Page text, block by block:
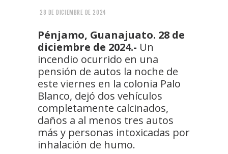
28 DE DICIEMBRE DE 2024
Pénjamo, Guanajuato. 28 de
diciembre de 2024.- Un
incendio ocurrido en una
pensión de autos la noche de
este viernes en la colonia Palo
Blanco, dejó dos vehículos
completamente calcinados,
daños a al menos tres autos
más y personas intoxicadas por
inhalación de humo.